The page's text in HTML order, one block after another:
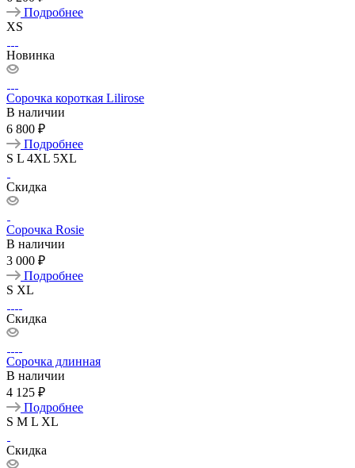
Подробнее
XS
Новинка
Сорочка короткая Lilirose
В наличии
6 800 ₽
Подробнее
S L 4XL 5XL
Скидка
Сорочка Rosie
В наличии
3 000 ₽
Подробнее
S XL
Скидка
Сорочка длинная
В наличии
4 125 ₽
Подробнее
S M L XL
Скидка